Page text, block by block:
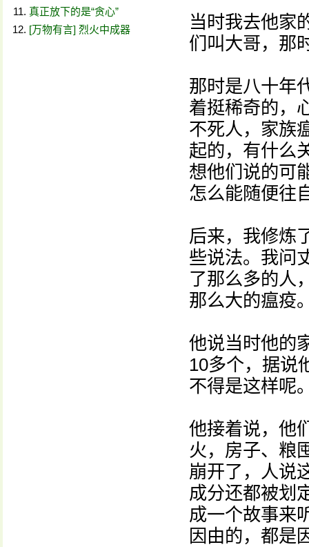
真正放下的是“贪心”
[万物有言] 烈火中成器
当时我去他家
们叫大哥，那
那时是八十年
着挺稀奇的，
不死人，家族
起的，有什么
想他们说的可
怎么能随便往
后来，我修炼
些说法。我问
了那么多的人
那么大的瘟疫
他说当时他的
10多个，据说
不得是这样呢
他接着说，他
火，房子、粮
崩开了，人说
成分还都被划
成一个故事来
因由的，都是